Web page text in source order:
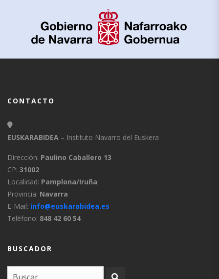
CONTACTO
EUSKARABIDEA – Instituto Navarro del Euskera
Dirección: Paulino Caballero 13
CP: 31002
Localidad: Pamplona/Iruña
Provincia: Navarra
E-Mail: info@euskarabidea.es
Teléfono: 848 42 60 54
BUSCADOR